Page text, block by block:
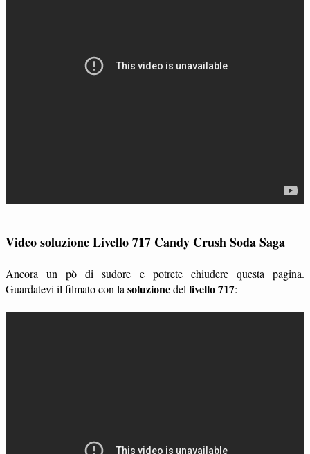
Video soluzione Livello 717 Candy Crush Soda Saga
Ancora un pò di sudore e potrete chiudere questa pagina.
Guardatevi il filmato con la soluzionedel livello 717: